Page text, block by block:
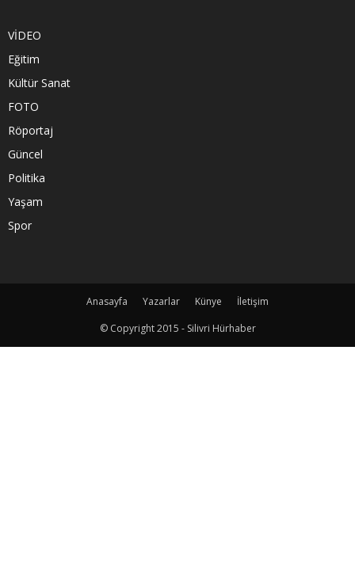
VİDEO
Eğitim
Kültür Sanat
FOTO
Röportaj
Güncel
Politika
Yaşam
Spor
Anasayfa Yazarlar Künye
İletişim
© Copyright 2015 - Silivri Hürhaber